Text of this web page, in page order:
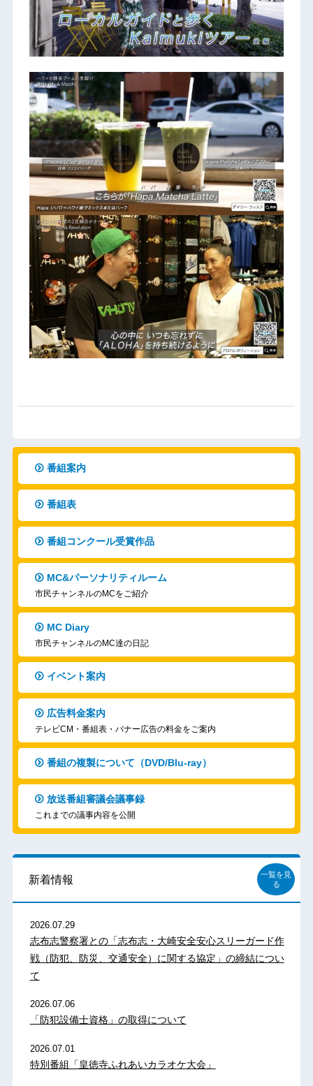
番組案内
番組表
番組コンクール受賞作品
MC&パーソナリティルーム
市民チャンネルのMCをご紹介
MC Diary
市民チャンネルのMC達の日記
イベント案内
広告料金案内
テレビCM・番組表・バナー広告の料金をご案内
番組の複製について（DVD/Blu-ray）
放送番組審議会議事録
これまでの議事内容を公開
新着情報
一覧を見
る
2026.07.29
志布志警察署との「志布志・大崎安全安心スリーガード作
戦（防犯、防災、交通安全）に関する協定」の締結につい
て
2026.07.06
「防犯設備士資格」の取得について
2026.07.01
特別番組「皇徳寺ふれあいカラオケ大会」